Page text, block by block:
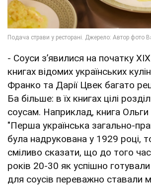
- Соуси з’явилися на початку
книгах відомих українських
Франко та Дарії Цвек багато
Ба більше: в їх книгах цілі
соусам. Наприклад, книга
"Перша українська загально-
була надрукована у 1929 році,
сміливо сказати, що до того
років 20-30 як успішно
для соусів переважно ставали